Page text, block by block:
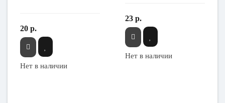
20 р.
Нет в наличии
23 р.
Нет в наличии